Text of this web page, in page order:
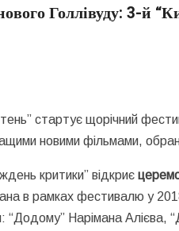
Голлівуду: 3-й
стартує щорічний
новими фільмами,
критики” відкриє
в рамках фестивалю у
“Додому” Нарімана Алієва,